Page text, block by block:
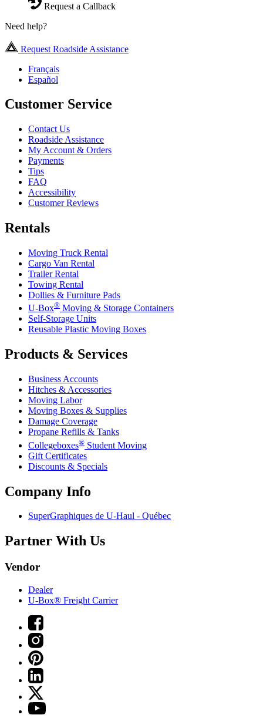
Request a Callback
Need help?
Request Roadside Assistance
Français
Español
Customer Service
Contact Us
Roadside Assistance
My Account & Orders
Payments
Tips
FAQ
Accessibility
Customer Reviews
Rentals
Moving Truck Rental
Cargo Van Rental
Trailer Rental
Towing Rental
Dollies & Furniture Pads
U-Box® Moving & Storage Containers
Self-Storage Units
Reusable Plastic Moving Boxes
Products & Services
Business Accounts
Hitches & Accessories
Moving Labor
Moving Boxes & Supplies
Damage Coverage
Propane Refills & Tanks
Collegeboxes® Student Moving
Gift Certificates
Discounts & Specials
Company Info
SuperGraphiques de U-Haul - Québec
Partner With Us
Vendor
Dealer
U-Box® Freight Carrier